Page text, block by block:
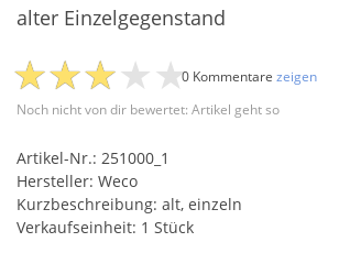
alter Einzelgegenstand
Noch nicht von dir bewertet: Artikel geht so
0 Kommentare zeigen
Artikel-Nr.: 251000_1
Hersteller: Weco
Kurzbeschreibung: alt, einzeln
Verkaufseinheit: 1 Stück